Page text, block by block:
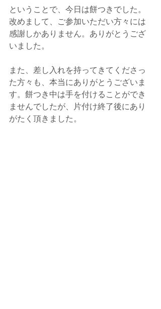
ということで、今日は餅つきでした。
改めまして、ご参加いただい方々には
感謝しかありません。ありがとうござ
いました。
また、差し入れを持ってきてくださっ
た方々も、本当にありがとうございま
す。餅つき中は手を付けることができ
ませんでしたが、片付け終了後にあり
がたく頂きました。